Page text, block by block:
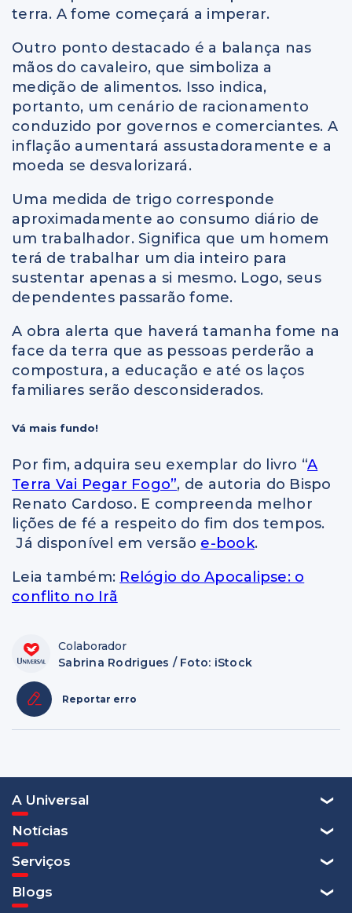
terra. A fome começará a imperar.
Outro ponto destacado é a balança nas
mãos do cavaleiro, que simboliza a
medição de alimentos. Isso indica,
portanto, um cenário de racionamento
conduzido por governos e comerciantes. A
inflação aumentará assustadoramente e a
moeda se desvalorizará.
Uma medida de trigo corresponde
aproximadamente ao consumo diário de
um trabalhador. Significa que um homem
terá de trabalhar um dia inteiro para
sustentar apenas a si mesmo. Logo, seus
dependentes passarão fome.
A obra alerta que haverá tamanha fome na
face da terra que as pessoas perderão a
compostura, a educação e até os laços
familiares serão desconsiderados.
Vá mais fundo!
Por fim, adquira seu exemplar do livro “A
Terra Vai Pegar Fogo”, de autoria do Bispo
Renato Cardoso. E compreenda melhor
lições de fé a respeito do fim dos tempos.
Já disponível em versão e-book.
Leia também: Relógio do Apocalipse: o
conflito no Irã
Colaborador
Sabrina Rodrigues / Foto: iStock
Reportar erro
A Universal
Notícias
Serviços
Blogs